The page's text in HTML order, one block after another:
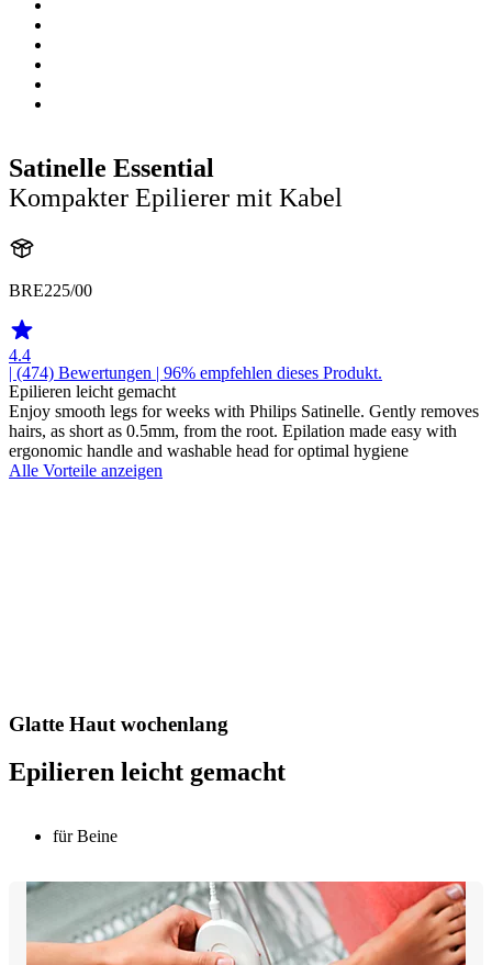
Satinelle Essential
Kompakter Epilierer mit Kabel
BRE225/00
4.4
| (474) Bewertungen | 96% empfehlen dieses Produkt.
Epilieren leicht gemacht
Enjoy smooth legs for weeks with Philips Satinelle. Gently removes
hairs, as short as 0.5mm, from the root. Epilation made easy with
ergonomic handle and washable head for optimal hygiene
Alle Vorteile anzeigen
Glatte Haut wochenlang
Epilieren leicht gemacht
für Beine